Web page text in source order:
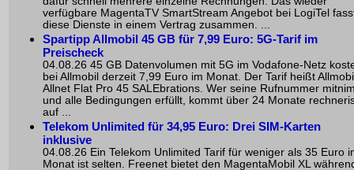
verfügbare MagentaTV SmartStream Angebot bei LogiTel
diese Dienste in einem Vertrag zusammen. ...
Spartipp Allmobil 45 GB für 7,99 Euro: 5G-Tarif im
Preischeck
04.08.26 45 GB Datenvolumen mit 5G im Vodafone-Netz
bei Allmobil derzeit 7,99 Euro im Monat. Der Tarif heißt
Allnet Flat Pro 45 SALEbrations. Wer seine Rufnummer
und alle Bedingungen erfüllt, kommt über 24 Monate
auf ...
Telekom Unlimited für 34,95 Euro: Drei SIM-Karten
inklusive
04.08.26 Ein Telekom Unlimited Tarif für weniger als 35 Euro
Monat ist selten. Freenet bietet den MagentaMobil XL